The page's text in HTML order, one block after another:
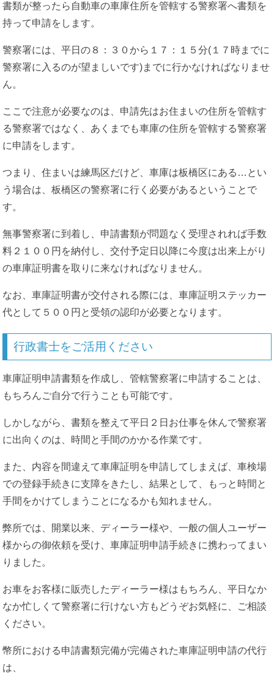
書類が整ったら自動車の車庫住所を管轄する警察署へ書類を
持って申請をします。
警察署には、平日の８：３０から１７：１５分(１７時までに
警察署に入るのが望ましいです)までに行かなければなりませ
ん。
ここで注意が必要なのは、申請先はお住まいの住所を管轄す
る警察署ではなく、あくまでも車庫の住所を管轄する警察署
に申請をします。
つまり、住まいは練馬区だけど、車庫は板橋区にある…とい
う場合は、板橋区の警察署に行く必要があるということで
す。
無事警察署に到着し、申請書類が問題なく受理されれば手数
料２１００円を納付し、交付予定日以降に今度は出来上がり
の車庫証明書を取りに来なければなりません。
なお、車庫証明書が交付される際には、車庫証明ステッカー
代として５００円と受領の認印が必要となります。
行政書士をご活用ください
車庫証明申請書類を作成し、管轄警察署に申請することは、
もちろんご自分で行うことも可能です。
しかしながら、書類を整えて平日２日お仕事を休んで警察署
に出向くのは、時間と手間のかかる作業です。
また、内容を間違えて車庫証明を申請してしまえば、車検場
での登録手続きに支障をきたし、結果として、もっと時間と
手間をかけてしまうことになるかも知れません。
弊所では、開業以来、ディーラー様や、一般の個人ユーザー
様からの御依頼を受け、車庫証明申請手続きに携わってまい
りました。
お車をお客様に販売したディーラー様はもちろん、平日なか
なか忙しくて警察署に行けない方もどうぞお気軽に、ご相談
ください。
幣所における申請書類完備が完備された車庫証明申請の代行
は、